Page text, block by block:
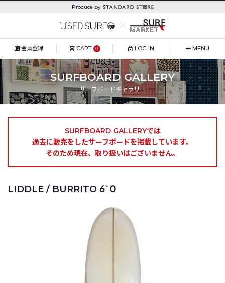
Produce by
会員登録 CART 0 LOG IN MENU
SURFBOARD GALLERY
サーフボードギャラリー
SURFBOARD GALLERYでは
過去に販売をしたサーフボードを掲載しています。
そのため現在、取り扱いはございません。
LIDDLE / BURRITO 6`0